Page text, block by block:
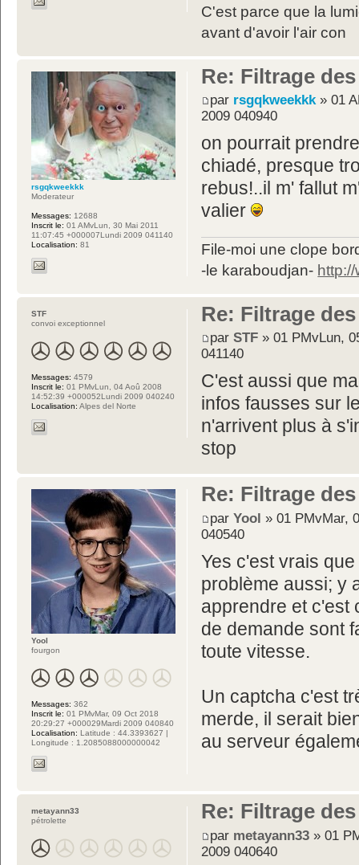
C'est parce que la
avant d'avoir l'air con
Re: Filtrage
par rsgqkweekkk» 01
2009 040940
on pourrait
chiadé, presque
rebus!..il m' fallut
valier
File-moi une clope
-le karaboudjan-
rsgqkweekkk
Moderateur
Messages: 12688
Inscrit le: 01 AMvLun, 30 Mai 2011
11:07:45 +000007Lundi 2009 041140
Localisation: 81
Re: Filtrage
parSTF » 01 PMvLun,
041140
C'est aussi que
infos fausses sur
n'arrivent plus à
stop
STF
convoi exceptionnel
Messages: 4579
Inscrit le: 01 PMvLun, 04 Aoû 2008
14:52:39 +000052Lundi 2009 040240
Localisation: Alpes del Norte
Re: Filtrage
parYool » 01 PMvMar,
040540
Yes c'est vrais
problème aussi; y
apprendre et c'est
de demande sont
toute vitesse.
Un captcha c'est
merde, il serait
au serveur
Yool
fourgon
Messages: 362
Inscrit le: 01 PMvMar, 09 Oct 2018
20:29:27 +000029Mardi 2009 040840
Localisation: Latitude : 44.3393627 |
Longitude : 1.2085088000000042
Re: Filtrage
par metayann33 » 01
2009 040640
metayann33
pétrolette